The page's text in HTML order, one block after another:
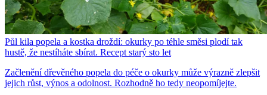
Půl kila popela a kostka droždí: okurky po téhle směsi plodí tak
hustě, že nestíháte sbírat. Recept starý sto let
Začlenění dřevěného popela do péče o okurky může výrazně zlepšit
jejich růst, výnos a odolnost. Rozhodně ho tedy neopomíjejte.